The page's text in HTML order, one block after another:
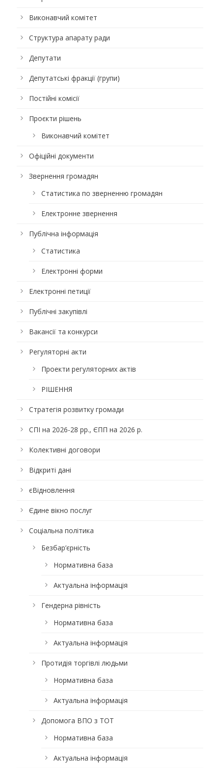
Виконавчий комітет
Структура апарату ради
Депутати
Депутатські фракції (групи)
Постійні комісії
Проєкти рішень
Виконавчий комітет
Офіційні документи
Звернення громадян
Статистика по зверненню громадян
Електронне звернення
Публічна інформація
Статистика
Електронні форми
Електронні петиції
Публічні закупівлі
Вакансії та конкурси
Регуляторні акти
Проекти регуляторних актів
РІШЕННЯ
Стратегія розвитку громади
СПІ на 2026-28 рр., ЄПП на 2026 р.
Колективні договори
Відкриті дані
єВідновлення
Єдине вікно послуг
Соціальна політика
Безбар’єрність
Нормативна база
Актуальна інформація
Гендерна рівність
Нормативна база
Актуальна інформація
Протидія торгівлі людьми
Нормативна база
Актуальна інформація
Допомога ВПО з ТОТ
Нормативна база
Актуальна інформація